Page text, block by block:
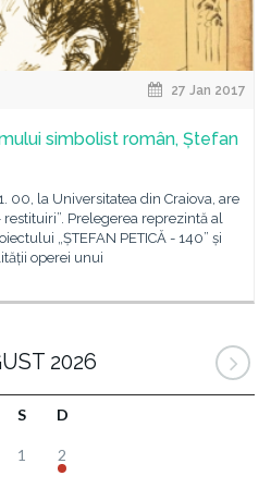
27 Jan 2017
simbolist român, Ștefan
00, la Universitatea din Craiova, are
Prelegerea reprezintă al
„ȘTEFAN PETICĂ - 140” și
operei unui
2026
S D
1 2